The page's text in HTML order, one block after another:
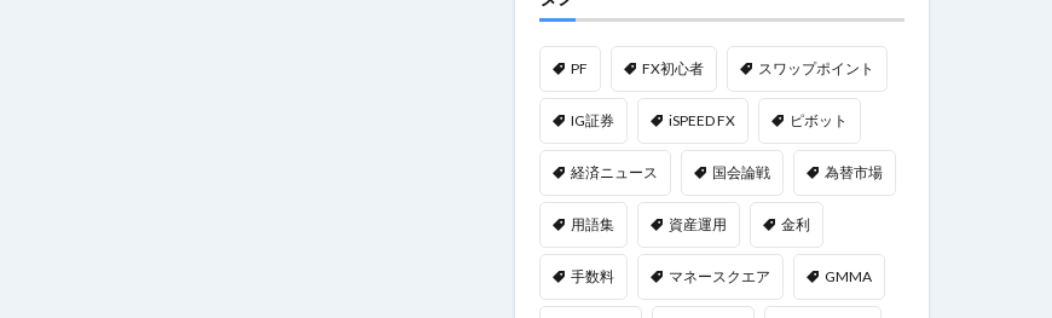
PF FX初心者 スワップポイント
IG証券 iSPEED FX ピボット
経済ニュース 国会論戦 為替市場
用語集 資産運用 金利
手数料 マネースクエア GMMA